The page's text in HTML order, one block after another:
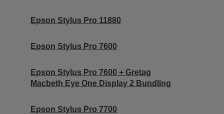
Epson Stylus Pro 11880
Epson Stylus Pro 7600
Epson Stylus Pro 7600 + Gretag
Macbeth Eye One Display 2 Bundling
Epson Stylus Pro 7700